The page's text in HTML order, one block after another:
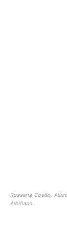
Rossana Coello,
Albiñana.